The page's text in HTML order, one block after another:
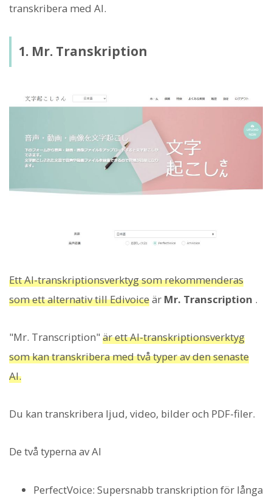
transkribera med AI.
1. Mr. Transkription
Ett AI-transkriptionsverktyg som rekommenderas
som ett alternativ till Edivoiceär Mr. Transcription .
"Mr. Transcription" är ett AI-transkriptionsverktyg
som kan transkribera med två typer av den senaste
AI.
Du kan transkribera ljud, video, bilder och PDF-filer.
De två typerna av AI
PerfectVoice: Supersnabb transkription för långa